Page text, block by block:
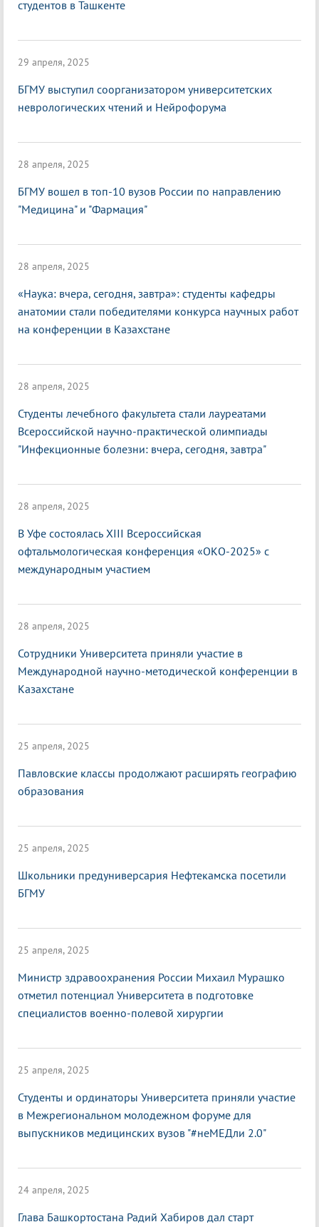
студентов в Ташкенте
29 апреля, 2025
БГМУ выступил соорганизатором университетских
неврологических чтений и Нейрофорума
28 апреля, 2025
БГМУ вошел в топ-10 вузов России по направлению
"Медицина" и "Фармация"
28 апреля, 2025
«Наука: вчера, сегодня, завтра»: студенты кафедры
анатомии стали победителями конкурса научных работ
на конференции в Казахстане
28 апреля, 2025
Студенты лечебного факультета стали лауреатами
Всероссийской научно-практической олимпиады
"Инфекционные болезни: вчера, сегодня, завтра"
28 апреля, 2025
В Уфе состоялась XIII Всероссийская
офтальмологическая конференция «ОКО-2025» с
международным участием
28 апреля, 2025
Сотрудники Университета приняли участие в
Международной научно-методической конференции в
Казахстане
25 апреля, 2025
Павловские классы продолжают расширять географию
образования
25 апреля, 2025
Школьники предуниверсария Нефтекамска посетили
БГМУ
25 апреля, 2025
Министр здравоохранения России Михаил Мурашко
отметил потенциал Университета в подготовке
специалистов военно-полевой хирургии
25 апреля, 2025
Студенты и ординаторы Университета приняли участие
в Межрегиональном молодежном форуме для
выпускников медицинских вузов "#неМЕДли 2.0"
24 апреля, 2025
Глава Башкортостана Радий Хабиров дал старт